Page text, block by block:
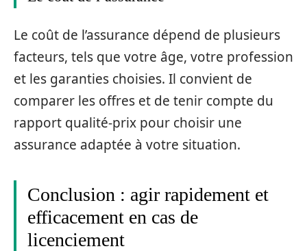
Le coût de l’assurance dépend de plusieurs
facteurs, tels que votre âge, votre profession
et les garanties choisies. Il convient de
comparer les offres et de tenir compte du
rapport qualité-prix pour choisir une
assurance adaptée à votre situation.
Conclusion : agir rapidement et
efficacement en cas de
licenciement